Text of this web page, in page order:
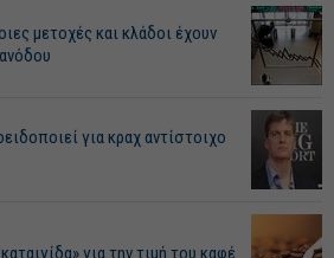
μετοχές και κλάδοι έχουν
για κραχ αντίστοιχο
για την τιμή του καφέ